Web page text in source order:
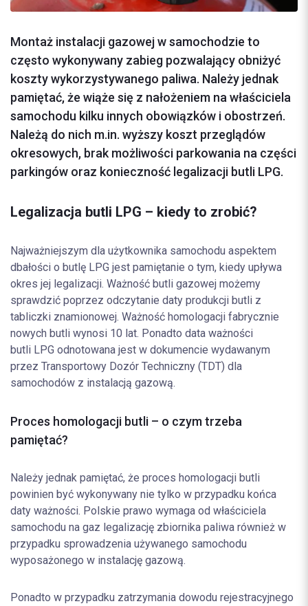
Montaż instalacji gazowej w samochodzie to
często wykonywany zabieg pozwalający obniżyć
koszty wykorzystywanego paliwa. Należy jednak
pamiętać, że wiąże się z nałożeniem na właściciela
samochodu kilku innych obowiązków i obostrzeń.
Należą do nich m.in. wyższy koszt przeglądów
okresowych, brak możliwości parkowania na części
parkingów oraz konieczność legalizacji butli LPG.
Legalizacja butli LPG – kiedy to zrobić?
Najważniejszym dla użytkownika samochodu aspektem
dbałości o butlę LPG jest pamiętanie o tym, kiedy upływa
okres jej legalizacji. Ważność butli gazowej możemy
sprawdzić poprzez odczytanie daty produkcji butli z
tabliczki znamionowej. Ważność homologacji fabrycznie
nowych butli wynosi 10 lat. Ponadto data ważności
butli LPG odnotowana jest w dokumencie wydawanym
przez Transportowy Dozór Techniczny (TDT) dla
samochodów z instalacją gazową.
Proces homologacji butli – o czym trzeba
pamiętać?
Należy jednak pamiętać, że proces homologacji butli
powinien być wykonywany nie tylko w przypadku końca
daty ważności. Polskie prawo wymaga od właściciela
samochodu na gaz legalizację zbiornika paliwa również w
przypadku sprowadzenia używanego samochodu
wyposażonego w instalację gazową.
Ponadto w przypadku zatrzymania dowodu rejestracyjnego